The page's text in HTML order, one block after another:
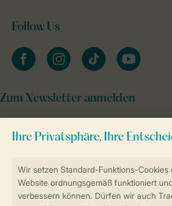
Sicher und schnell zur Online-
Follow Us
facebookinstagramtiktok youtube
Zum Newsletter anmelden